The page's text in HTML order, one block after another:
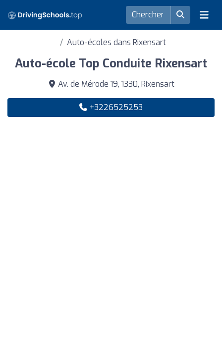
Auto-écoles dans Rixensart
Auto-école Top Conduite Rixensart
Av. de Mérode 19, 1330, Rixensart
+3226525253